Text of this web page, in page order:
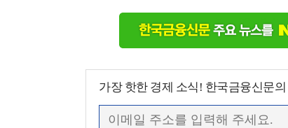
가장 핫한 경제 소식! 한국금융신문의